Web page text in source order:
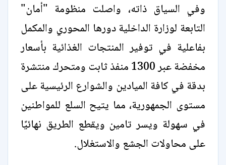
وفي السياق ذاته، واصلت منظومة "أمان"
التابعة لوزارة الداخلية دورها المحوري والمكمل
بفاعلية في توفير المنتجات الغذائية بأسعار
مخفضة عبر 1300 منفذ ثابت ومتحرك منتشرة
بدقة في كافة الميادين والشوارع الرئيسية على
مستوى الجمهورية، مما يتيح السلع للمواطنين
في سهولة ويسر تامين ويقطع الطريق نهائيًا
على محاولات الجشع والاستغلال.